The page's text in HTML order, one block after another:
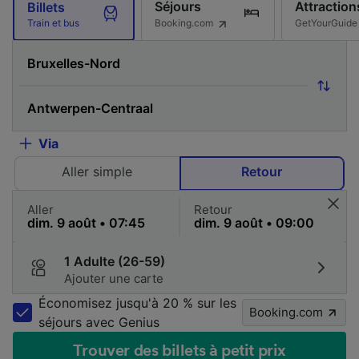
Billets
Train et bus
Séjours
Booking.com GetYourGuide
Via
Aller simple
Retour
Aller Retour
1 Adulte (26-59)
Ajouter une carte
Économisez jusqu'à 20 % sur les
séjours avec Genius
Booking.com
Trouver des billets à petit prix